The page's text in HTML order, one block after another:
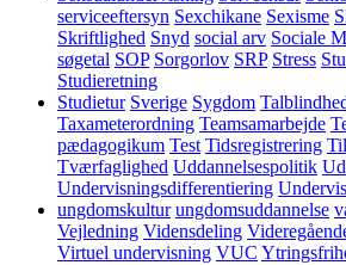
serviceeftersyn Sexchikane Sexisme
Skriftlighed Snyd social arv Sociale
søgetal SOP Sorgorlov SRP Stress
Studieretning
Studietur Sverige Sygdom
Taxameterordning Teamsamarbejde
pædagogikum Test Tidsregistrering
Tværfaglighed Uddannelsespolitik
Undervisningsdifferentiering
ungdomskultur ungdomsuddannelse
Vejledning Vidensdeling
Virtuel undervisning VUC